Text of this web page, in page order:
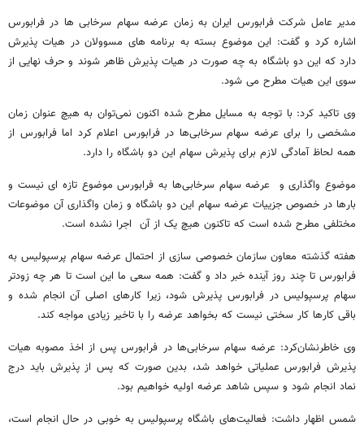
مدیر عامل شرکت فرابورس ایران به زمان عرضه سهام سرخابی ها در فرابورس
اشاره کرد و گفت: این موضوع بسته به برنامه های مسوولان در هیات پذیرش
دارد که این دو باشگاه به چه صورت در هیات پذیرش ظاهر شوند و حرف نهایی از
سوی این هیات مطرح می شود.
وی تاکید کرد: با توجه به مسایل مطرح شده اکنون نمی‌توان به هیچ عنوان زمان
مشخصی را برای عرضه سهام سرخابی‌ها در فرابورس اعلام کرد اما فرابورس از
همه لحاظ آمادگی لازم برای پذیرش سهام این دو باشگاه را دارد.
موضوع واگذاری و عرضه سهام سرخابی‌ها به فرابورس موضوع تازه ای نیست و
بارها در خصوص جزییات عرضه سهام این دو باشگاه و زمان واگذاری آن موضوعات
مختلفی مطرح شده است که تاکنون هیچ یک از آن اجرا نشده است.
هفته گذشته معاون سازمان خصوصی سازی از احتمال عرضه سهام پرسپولیس به
فرابورس تا چند روز آینده خبر داد و گفت: همه سعی ما این است تا هر چه زودتر
سهام پرسپولیس در فرابورس پذیرش شود، زیرا کارهای اصلی آن انجام شده و
باقی کارها کار سختی نیست که بخواهد عرضه را با تاخیر زیادی مواجه کند.
وی خاطرنشان‌کرد:‌ عرضه سهام سرخابی‌ها در فرابورس پس از اخذ مصوبه هیات
پذیرش فرابورس عملیاتی خواهد شد، بدین صورت که پس از پذیرش باید درج
نماد انجام شود و سپس شاهد عرضه اولیه خواهیم بود.
شمس اظهار داشت: فعالیت‌های باشگاه پرسپولیس به خوبی در حال انجام است،